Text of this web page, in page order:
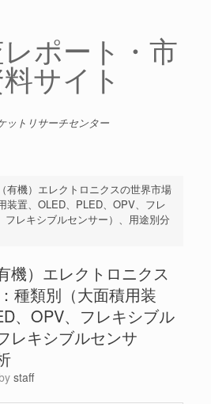
ポート・市
サイト
ットリサーチセンター
有機）エレクトロニクスの世界市場
装置、OLED、PLED、OPV、フレ
フレキシブルセンサー）、用途別分
機）エレクトロニクス
種類別（大面積用装
、OPV、フレキシブル
レキシブルセンサ
staff